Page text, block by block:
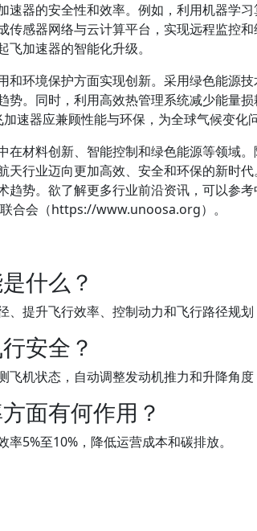
器的安全性和效率。例如，利用机器学
传感器网络与云计算平台，实现远程监控
加速器的智能化升级。
和环境保护方面实现创新。采用绿色能源
势。同时，利用高效热管理系统减少能量
速器应兼顾性能与环保，为全球气候变化
在材料创新、智能控制和绿色能源等领域
天行业迈向更加高效、安全和环保的新时
趋势。欲了解更多行业前沿资讯，可以参
合会（https://www.unoosa.org）。
什么？
提升飞行效率、控制动力和飞行路径规划
安全？
机状态，自动调整发动机推力和升降角度
面有何作用？
5%至10%，降低运营成本和碳排放。